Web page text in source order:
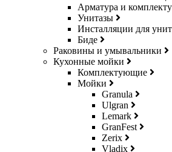
Арматура и
Унитазы
Инсталляции для
Биде
Раковины и умывальники
Кухонные мойки
Комплектующие
Мойки
Granula
Ulgran
Lemark
GranFest
Zerix
Vladix